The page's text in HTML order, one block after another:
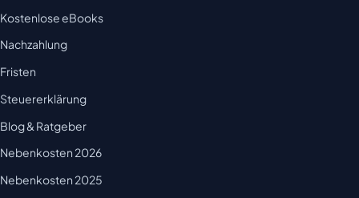
Kostenlose eBooks
Nachzahlung
Fristen
Steuererklärung
Blog & Ratgeber
Nebenkosten 2026
Nebenkosten 2025